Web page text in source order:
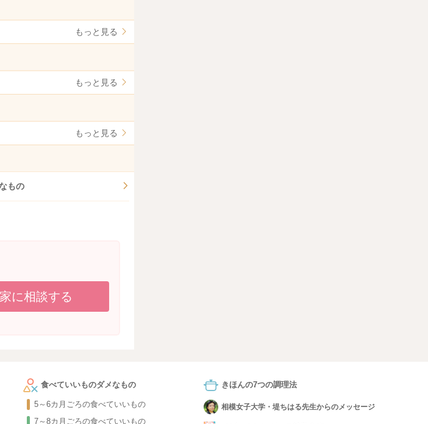
もっと見る
もっと見る
もっと見る
もの
に相談する
食べていいものダメなもの
5～6カ月ごろの食べていいもの
7～8カ月ごろの食べていいもの
きほんの7つの調理法
相模女子大学・堤ちはる先生からのメッセージ